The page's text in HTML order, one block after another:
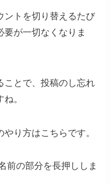
ントを切り替えるたび
要が一切なくなりま
ことで、投稿のし忘れ
。
り方はこちらです。
前の部分を長押ししま